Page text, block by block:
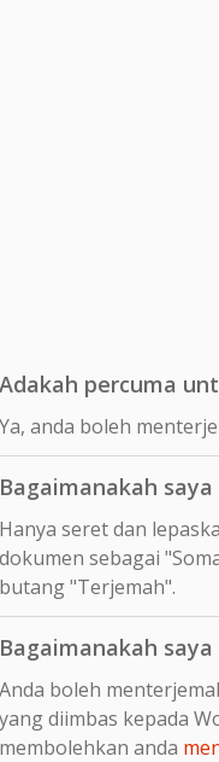
Adakah percuma
Ya, anda boleh
Bagaimanakah
Hanya seret dan
dokumen sebagai
butang "Terjemah".
Bagaimanakah
Anda boleh
yang diimbas kepada
membolehkan anda